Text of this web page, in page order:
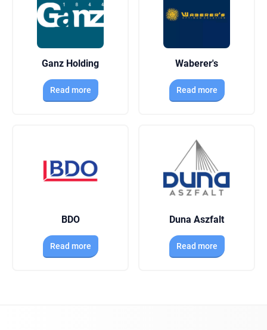
Ganz Holding
Read more
Waberer's
Read more
BDO
Read more
Duna Aszfalt
Read more